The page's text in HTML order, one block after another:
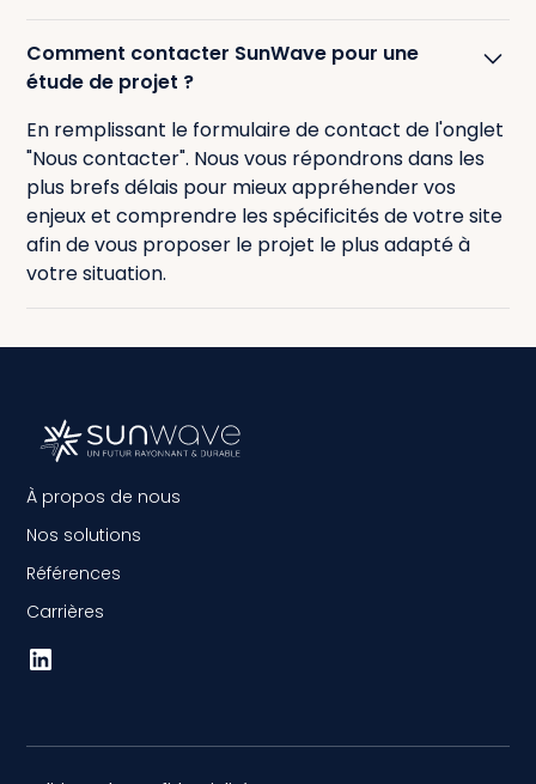
Comment contacter SunWave pour une
étude de projet ?
En remplissant le formulaire de contact de l'onglet
"Nous contacter". Nous vous répondrons dans les
plus brefs délais pour mieux appréhender vos
enjeux et comprendre les spécificités de votre site
afin de vous proposer le projet le plus adapté à
votre situation.
À propos de nous
Nos solutions
Références
Carrières